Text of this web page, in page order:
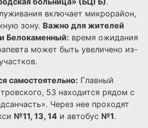
включает микрорайон,
зону. Важно для жителей
Белокаменный: время ожидания
может быть увеличено из-
самостоятельно: Главный
53 находится рядом с
Через нее проходят
№11, 13, 14 и автобус №1.